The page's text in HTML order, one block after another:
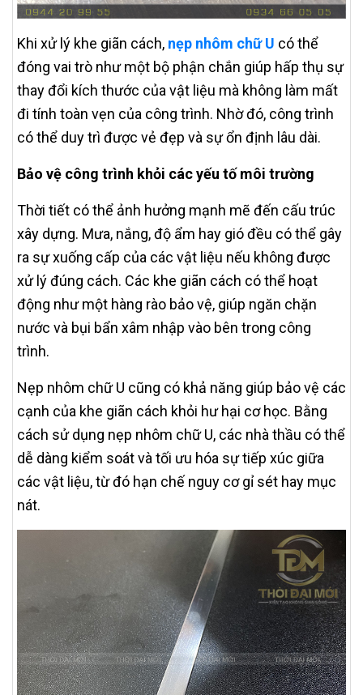
Khi xử lý khe giãn cách, nẹp nhôm chữ U có thể
đóng vai trò như một bộ phận chắn giúp hấp thụ sự
thay đổi kích thước của vật liệu mà không làm mất
đi tính toàn vẹn của công trình. Nhờ đó, công trình
có thể duy trì được vẻ đẹp và sự ổn định lâu dài.
Bảo vệ công trình khỏi các yếu tố môi trường
Thời tiết có thể ảnh hưởng mạnh mẽ đến cấu trúc
xây dựng. Mưa, nắng, độ ẩm hay gió đều có thể gây
ra sự xuống cấp của các vật liệu nếu không được
xử lý đúng cách. Các khe giãn cách có thể hoạt
động như một hàng rào bảo vệ, giúp ngăn chặn
nước và bụi bẩn xâm nhập vào bên trong công
trình.
Nẹp nhôm chữ U cũng có khả năng giúp bảo vệ các
cạnh của khe giãn cách khỏi hư hại cơ học. Bằng
cách sử dụng nẹp nhôm chữ U, các nhà thầu có thể
dễ dàng kiểm soát và tối ưu hóa sự tiếp xúc giữa
các vật liệu, từ đó hạn chế nguy cơ gỉ sét hay mục
nát.